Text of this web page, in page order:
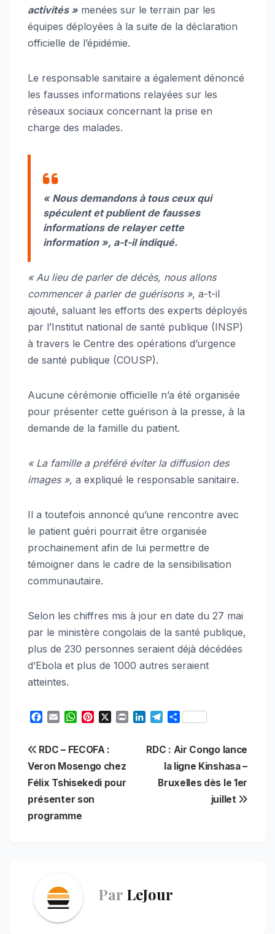
activités » menées sur le terrain par les
équipes déployées à la suite de la déclaration
officielle de l’épidémie.
Le responsable sanitaire a également dénoncé
les fausses informations relayées sur les
réseaux sociaux concernant la prise en
charge des malades.
« Nous demandons à tous ceux qui
spéculent et publient de fausses
informations de relayer cette
information », a-t-il indiqué.
« Au lieu de parler de décès, nous allons
commencer à parler de guérisons », a-t-il
ajouté, saluant les efforts des experts déployés
par l’Institut national de santé publique (INSP)
à travers le Centre des opérations d’urgence
de santé publique (COUSP).
Aucune cérémonie officielle n’a été organisée
pour présenter cette guérison à la presse, à la
demande de la famille du patient.
« La famille a préféré éviter la diffusion des
images », a expliqué le responsable sanitaire.
Il a toutefois annoncé qu’une rencontre avec
le patient guéri pourrait être organisée
prochainement afin de lui permettre de
témoigner dans le cadre de la sensibilisation
communautaire.
Selon les chiffres mis à jour en date du 27 mai
par le ministère congolais de la santé publique,
plus de 230 personnes seraient déjà décédées
d’Ebola et plus de 1000 autres seraient
atteintes.
e
b
o
k
i
l
W
t
s
A
p
t
e
r
k
e
g
r
S
r
e
Navigation
de
l’article
RDC : Air Congo lance
la ligne Kinshasa –
Bruxelles dès le 1er
juillet
RDC – FECOFA :
Veron Mosengo chez
Félix Tshisekedi pour
présenter son
programme
Par LeJour